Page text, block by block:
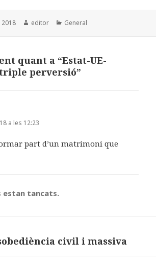
l
m
p
rt
ei
Autor
editor Categories
General
quant a “Estat-UE-
perversió”
a les 12:23
part d’un matrimoni que
estan tancats.
civil i massiva